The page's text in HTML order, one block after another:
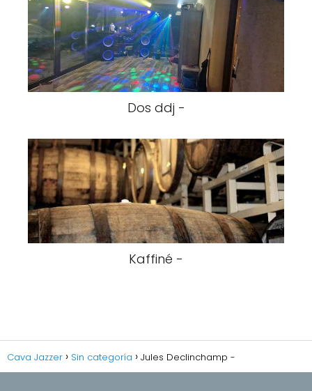
Dos ddj -
Kaffiné -
Cava Jazzer Sin categoría Jules Declinchamp -